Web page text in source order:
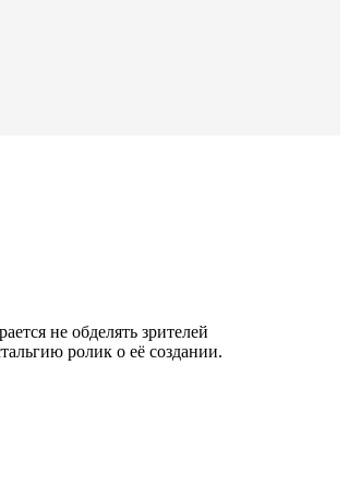
не обделять зрителей
ролик о её создании.